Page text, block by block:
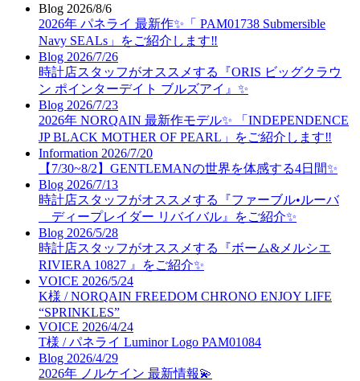
Blog 2026/8/6
2026年 パネライ 最新作✨「 PAM01738 Submersible
Navy SEALs」をご紹介します‼️
Blog 2026/7/26
時計店スタッフがオススメする『ORIS ビッグクラウ
ン ポインターデイト ブルズアイ』✨
Blog 2026/7/23
2026年 NORQAIN 最新作モデル✨ 「INDEPENDENCE
JP BLACK MOTHER OF PEARL」をご紹介します‼️
Information 2026/7/20
【7/30~8/2】GENTLEMANの世界を体感する4日間✨
Blog 2026/7/13
時計店スタッフがオススメする『ファーブル•ルーバ
ディープレイダー リバイバル』をご紹介✨
Blog 2026/5/28
時計店スタッフがオススメする『ボーム&メルシエ
RIVIERA 10827 』をご紹介✨
VOICE 2026/5/24
K様 / NORQAIN FREEDOM CHRONO ENJOY LIFE
“SPRINKLES”
VOICE 2026/4/24
T様 / パネライ Luminor Logo PAM01084
Blog 2026/4/29
2026年 ノルケイン 最新情報💫